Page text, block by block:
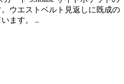
ウエストベルト見返しに既成の
ます。 ..